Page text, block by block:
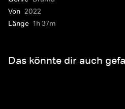
Von 2022
Länge 1h 37m
Das könnte dir auch